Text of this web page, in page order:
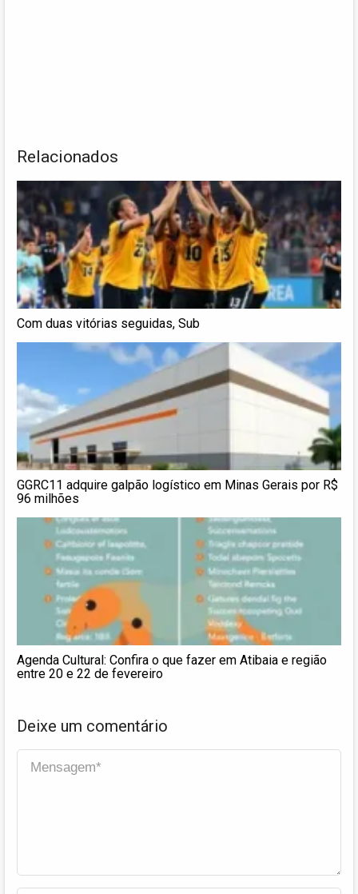
Relacionados
Com duas vitórias seguidas, Sub
GGRC11 adquire galpão logístico em Minas Gerais por R$
96 milhões
Agenda Cultural: Confira o que fazer em Atibaia e região
entre 20 e 22 de fevereiro
Deixe um comentário